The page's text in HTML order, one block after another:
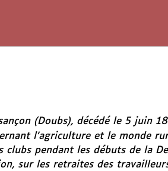
(Doubs), décédé le 5 juin
l’agriculture et le monde
clubs pendant les débuts de la
sur les retraites des